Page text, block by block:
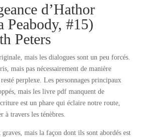
d’Hathor
Peabody, #15)
Peters
mais les dialogues sont un peu forcés.
mais pas nécessairement de manière
perplexe. Les personnages principaux
mais les livre pdf manquent de
est un phare qui éclaire notre route,
à travers les ténèbres.
graves, mais la façon dont ils sont abordés est